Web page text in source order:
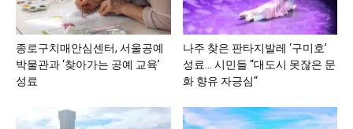
종로구치매안심센터, 서울공예
박물관과 ‘찾아가는 공예 교육’
성료
나주 찾은 판타지발레 ‘구미호’
성료… 시민들 “대도시 못잖은 문
화 향유 자긍심“